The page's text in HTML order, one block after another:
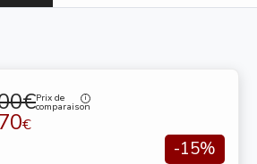
Prix de
comparaison
€
-15%